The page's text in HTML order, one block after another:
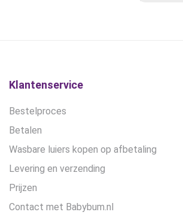
Klantenservice
Bestelproces
Betalen
Wasbare luiers kopen op afbetaling
Levering en verzending
Prijzen
Contact met Babybum.nl